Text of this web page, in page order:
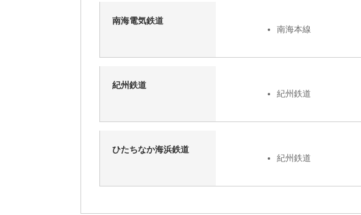
南海電気鉄道
南海本線
紀州鉄道
紀州鉄道
ひたちなか海浜鉄道
紀州鉄道